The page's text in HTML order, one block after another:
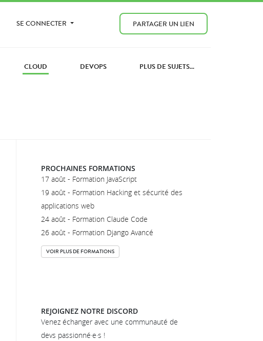
SE CONNECTER PARTAGER UN LIEN
CLOUD DEVOPS PLUS DE SUJETS...
PROCHAINES FORMATIONS
17 août - Formation JavaScript
19 août - Formation Hacking et sécurité des
applications web
24 août - Formation Claude Code
26 août - Formation Django Avancé
VOIR PLUS DE FORMATIONS
REJOIGNEZ NOTRE DISCORD
Venez échanger avec une communauté de
devs passionné·e·s !